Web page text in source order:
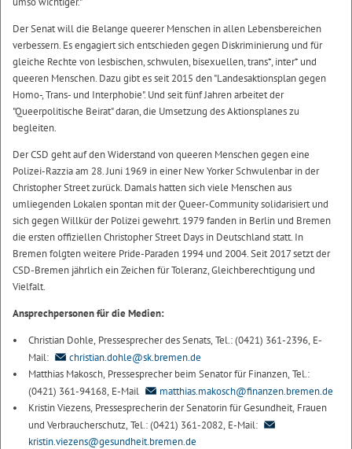
Der Senat will die Belange queerer Menschen in allen Lebensbereichen
verbessern. Es engagiert sich entschieden gegen Diskriminierung und für
gleiche Rechte von lesbischen, schwulen, bisexuellen, trans*, inter* und
queeren Menschen. Dazu gibt es seit 2015 den "Landesaktionsplan gegen
Homo-, Trans- und Interphobie". Und seit fünf Jahren arbeitet der
"Queerpolitische Beirat" daran, die Umsetzung des Aktionsplanes zu
begleiten.
Der CSD geht auf den Widerstand von queeren Menschen gegen eine
Polizei-Razzia am 28. Juni 1969 in einer New Yorker Schwulenbar in der
Christopher Street zurück. Damals hatten sich viele Menschen aus
umliegenden Lokalen spontan mit der Queer-Community solidarisiert und
sich gegen Willkür der Polizei gewehrt. 1979 fanden in Berlin und Bremen
die ersten offiziellen Christopher Street Days in Deutschland statt. In
Bremen folgten weitere Pride-Paraden 1994 und 2004. Seit 2017 setzt der
CSD-Bremen jährlich ein Zeichen für Toleranz, Gleichberechtigung und
Vielfalt.
Ansprechpersonen für die Medien:
Christian Dohle, Pressesprecher des Senats, Tel.: (0421) 361-2396, E-
Mail:
christian.dohle@sk.bremen.de
Matthias Makosch, Pressesprecher beim Senator für Finanzen, Tel.:
(0421) 361-94168, E-Mail
matthias.makosch@finanzen.bremen.de
Kristin Viezens, Pressesprecherin der Senatorin für Gesundheit, Frauen
und Verbraucherschutz, Tel.: (0421) 361-2082, E-Mail:
kristin.viezens@gesundheit.bremen.de